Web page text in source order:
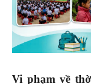
Vi phạm về